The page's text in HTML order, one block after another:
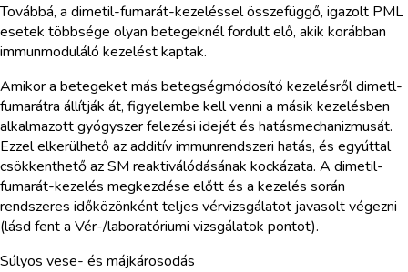
Továbbá, a dimetil-fumarát-kezeléssel összefüggő, igazolt PML
esetek többsége olyan betegeknél fordult elő, akik korábban
immunmoduláló kezelést kaptak.
Amikor a betegeket más betegségmódosító kezelésről dimetl-
fumarátra állítják át, figyelembe kell venni a másik kezelésben
alkalmazott gyógyszer felezési idejét és hatásmechanizmusát.
Ezzel elkerülhető az additív immunrendszeri hatás, és egyúttal
csökkenthető az SM reaktiválódásának kockázata. A dimetil-
fumarát-kezelés megkezdése előtt és a kezelés során
rendszeres időközönként teljes vérvizsgálatot javasolt végezni
(lásd fent a Vér-/laboratóriumi vizsgálatok pontot).
Súlyos vese- és májkárosodás